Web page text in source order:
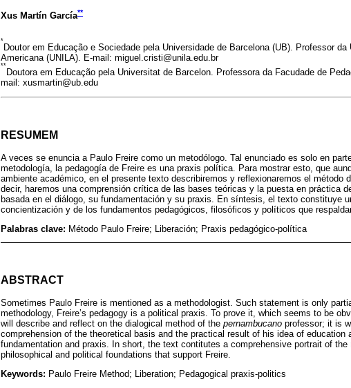
Xus Martín García**
*
Doutor em Educação e Sociedade pela Universidade de Barcelona (UB). Professor
Americana (UNILA). E-mail: miguel.cristi@unila.edu.br
**
Doutora em Educação pela Universitat de Barcelon. Professora da Facudade de
mail: xusmartin@ub.edu
RESUMEM
A veces se enuncia a Paulo Freire como un metodólogo. Tal enunciado es solo en
metodología, la pedagogía de Freire es una praxis política. Para mostrar esto, que
ambiente académico, en el presente texto describiremos y reflexionaremos el método
decir, haremos una comprensión crítica de las bases teóricas y la puesta en práctica
basada en el diálogo, su fundamentación y su praxis. En síntesis, el texto constituye
concientización y de los fundamentos pedagógicos, filosóficos y políticos que
Palabras clave: Método Paulo Freire; Liberación; Praxis pedagógico-política
ABSTRACT
Sometimes Paulo Freire is mentioned as a methodologist. Such statement is only
methodology, Freire’s pedagogy is a political praxis. To prove it, which seems to be
will describe and reflect on the dialogical method of the pernambucano professor; it is
comprehension of the theoretical basis and the practical result of his idea of education
fundamentation and praxis. In short, the text contitutes a comprehensive portrait of
philosophical and political foundations that support Freire.
Keywords: Paulo Freire Method; Liberation; Pedagogical praxis-politics